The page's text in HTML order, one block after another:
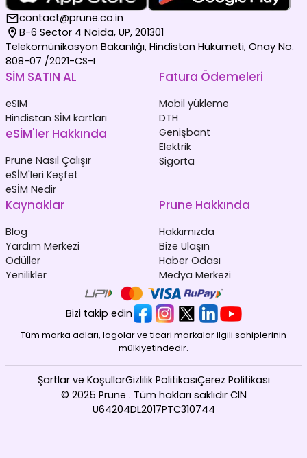
contact@prune.co.in
B-6 Sector 4 Noida, UP, 201301
Telekomünikasyon Bakanlığı, Hindistan Hükümeti, Onay No.
808-07 /2021-CS-I
SİM SATIN AL
eSIM
Hindistan SİM kartları
eSİM'ler Hakkında
Prune Nasıl Çalışır
eSİM'leri Keşfet
eSİM Nedir
Fatura Ödemeleri
Mobil yükleme
DTH
Genişbant
Elektrik
Sigorta
Kaynaklar
Blog
Yardım Merkezi
Ödüller
Yenilikler
Prune Hakkında
Hakkımızda
Bize Ulaşın
Haber Odası
Medya Merkezi
Bizi takip edin
Tüm marka adları, logolar ve ticari markalar ilgili sahiplerinin
mülkiyetindedir.
© 2025 Prune . Tüm hakları saklıdır CIN
U64204DL2017PTC310744
Şartlar ve KoşullarGizlilik PolitikasıÇerez Politikası